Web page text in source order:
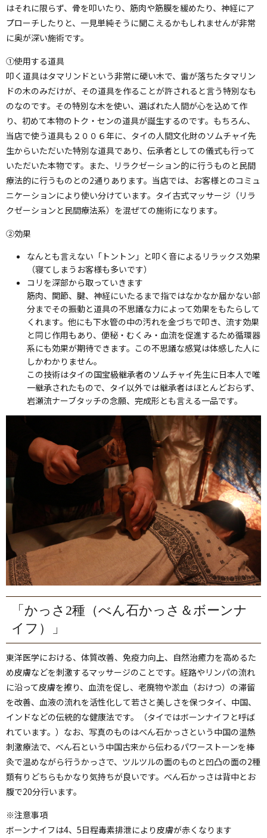
はそれに限らず、骨を叩いたり、筋肉や筋膜を緩めたり、神経にア
プローチしたりと、一見単純そうに聞こえるかもしれませんが非常
に奥が深い施術です。
①使用する道具
叩く道具はタマリンドという非常に硬い木で、雷が落ちたタマリン
ドの木のみだけが、その道具を作ることが許されると言う特別なも
のなのです。その特別な木を使い、選ばれた人間が心を込めて作
り、初めて本物のトク・センの道具が誕生するのです。もちろん、
当店で使う道具も２００６年に、タイの人間文化財のソムチャイ先
生からいただいた特別な道具であり、伝承者としての儀式も行って
いただいた本物です。また、リラクゼーション的に行うものと民間
療法的に行うものとの2通りあります。当店では、お客様とのコミュ
ニケーションにより使い分けています。タイ古式マッサージ（リラ
クゼーションと民間療法系）を混ぜての施術になります。
②効果
なんとも言えない「トントン」と叩く音によるリラックス効果
（寝てしまうお客様も多いです）
コリを深部から取っていきます
筋肉、関節、腱、神経にいたるまで指ではなかなか届かない部
分までその振動と道具の不思議な力によって効果をもたらして
くれます。他にも下水管の中の汚れを金づちで叩き、流す効果
と同じ作用もあり、便秘・むくみ・血流を促進するため循環器
系にも効果が期待できます。この不思議な感覚は体感した人に
しかわかりません。
この技術はタイの国宝級継承者のソムチャイ先生に日本人で唯
一継承されたもので、タイ以外では継承者はほとんどおらず、
岩瀬流ナーブタッチの念願、完成形とも言える一品です。
「かっさ2種（べん石かっさ＆ボーンナ
イフ）」
東洋医学における、体質改善、免疫力向上、自然治癒力を高めるた
め皮膚などを刺激するマッサージのことです。経路やリンパの流れ
に沿って皮膚を擦り、血流を促し、老廃物や淤血（おけつ）の滞留
を改善、血液の流れを活性化して若さと美しさを保つタイ、中国、
インドなどの伝統的な健康法です。（タイではボーンナイフと呼ば
れています。）なお、写真のものはべん石かっさという中国の温熱
刺激療法で、べん石という中国古来から伝わるパワーストーンを棒
灸で温めながら行うかっさで、ツルツルの面のものと凹凸の面の2種
類有りどちらもかなり気持ちが良いです。べん石かっさは背中とお
腹で20分行います。
※注意事項
ボーンナイフは4、5日程毒素排泄により皮膚が赤くなります